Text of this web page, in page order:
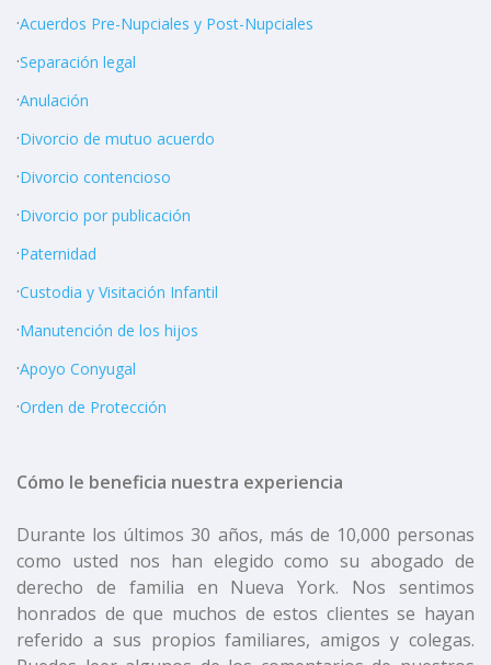
·Acuerdos Pre-Nupciales y Post-Nupciales
·Separación legal
·Anulación
·Divorcio de mutuo acuerdo
·Divorcio contencioso
·Divorcio por publicación
·Paternidad
·Custodia y Visitación Infantil
·Manutención de los hijos
·Apoyo Conyugal
·Orden de Protección
Cómo le beneficia nuestra experiencia
Durante los últimos 30 años, más de 10,000 personas
como usted nos han elegido como su abogado de
derecho de familia en Nueva York. Nos sentimos
honrados de que muchos de estos clientes se hayan
referido a sus propios familiares, amigos y colegas.